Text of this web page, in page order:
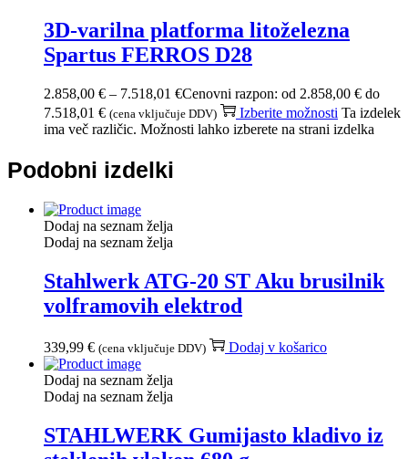
3D-varilna platforma litoželezna
Spartus FERROS D28
2.858,00 € – 7.518,01 €Cenovni razpon: od 2.858,00 € do
7.518,01 € (cena vključuje DDV) Izberite možnosti Ta izdelek
ima več različic. Možnosti lahko izberete na strani izdelka
Podobni izdelki
Dodaj na seznam želja
Dodaj na seznam želja
Stahlwerk ATG-20 ST Aku brusilnik
volframovih elektrod
339,99 € (cena vključuje DDV) Dodaj v košarico
Dodaj na seznam želja
Dodaj na seznam želja
STAHLWERK Gumijasto kladivo iz